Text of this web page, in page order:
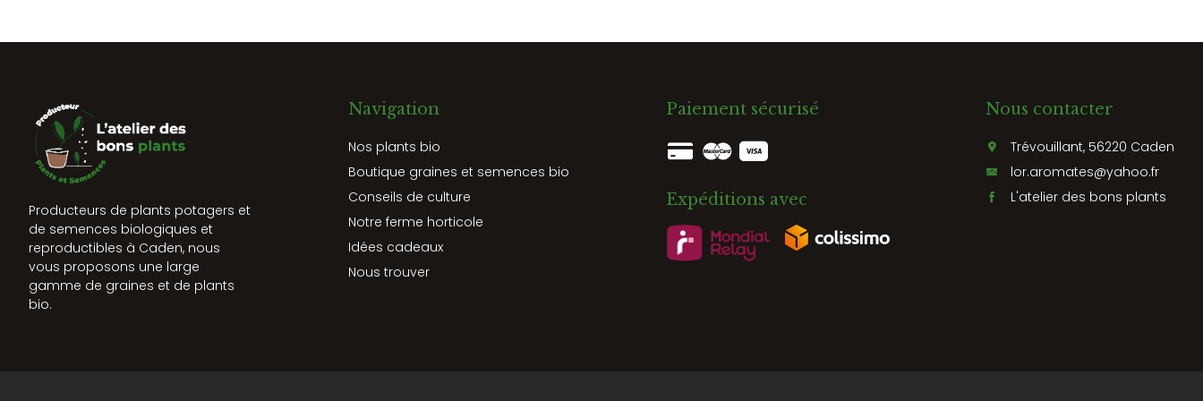
Producteurs de plants potagers et
de semences biologiques et
reproductibles à Caden, nous
vous proposons une large
gamme de graines et de plants
bio.
Navigation
Nos plants bio
Boutique graines et semences bio
Conseils de culture
Notre ferme horticole
Idées cadeaux
Nous trouver
Paiement sécurisé
Expéditions avec
Nous contacter
Trévouillant, 56220 Caden
lor.aromates@yahoo.fr
L'atelier des bons plants